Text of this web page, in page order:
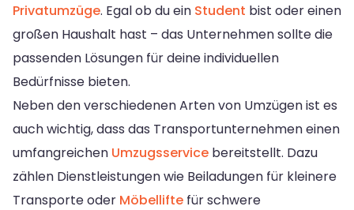
Privatumzüge. Egal ob du ein Student bist oder einen
großen Haushalt hast – das Unternehmen sollte die
passenden Lösungen für deine individuellen
Bedürfnisse bieten.
Neben den verschiedenen Arten von Umzügen ist es
auch wichtig, dass das Transportunternehmen einen
umfangreichen Umzugsservice bereitstellt. Dazu
zählen Dienstleistungen wie Beiladungen für kleinere
Transporte oder Möbellifte für schwere